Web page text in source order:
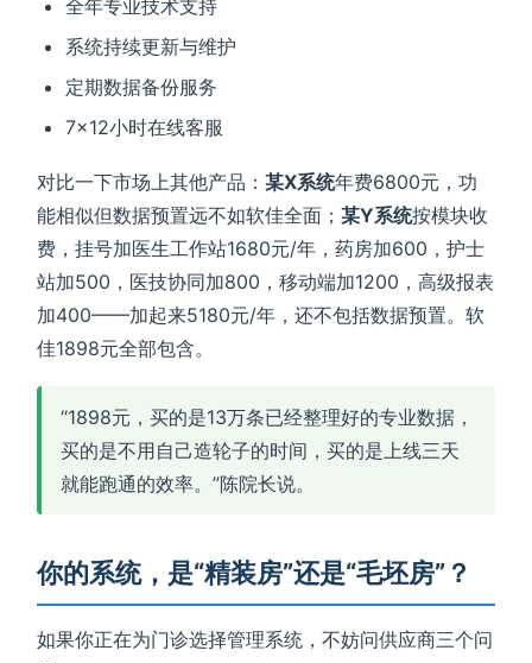
全年专业技术支持
系统持续更新与维护
定期数据备份服务
7×12小时在线客服
对比一下市场上其他产品： 某X系统年费6800元，功
能相似但数据预置远不如软佳全面； 某Y系统按模块收
费，挂号加医生工作站1680元/年，药房加600，护士
站加500，医技协同加800，移动端加1200，高级报表
加400——加起来5180元/年，还不包括数据预置。软
佳1898元全部包含。
“1898元，买的是13万条已经整理好的专业数据，
买的是不用自己造轮子的时间，买的是上线三天
就能跑通的效率。”陈院长说。
你的系统，是“精装房”还是“毛坯房”？
如果你正在为门诊选择管理系统，不妨问供应商三个问